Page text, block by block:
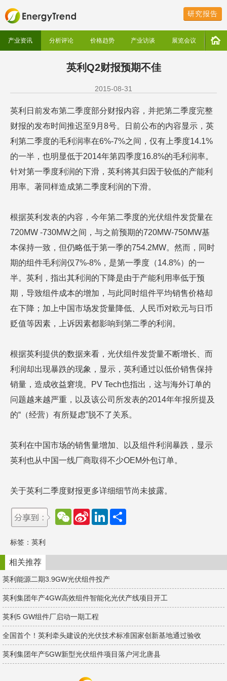
研究报告
产业资讯 分析评论 价格趋势 产业访谈 展览会议
英利Q2财报预期不佳
2015-08-31
英利日前发布第二季度部分财报内容，并把第二季度完整
财报的发布时间推迟至9月8号。日前公布的内容显示，英
利第二季度的毛利润率在6%-7%之间，仅有上季度14.1%
的一半，也明显低于2014年第四季度16.8%的毛利润率。
针对第一季度利润的下滑，英利将其归因于较低的产能利
用率。著同样造成第二季度利润的下滑。
根据英利发表的内容，今年第二季度的光伏组件发货量在
720MW -730MW之间，与之前预期的720MW-750MW基
本保持一致，但仍略低于第一季的754.2MW。然而，同时
期的组件毛利润仅7%-8%，是第一季度（14.8%）的一
半。英利，指出其利润的下降是由于产能利用率低于预
期，导致组件成本的增加，与此同时组件平均销售价格却
在下降；加上中国市场发货量降低、人民币对欧元与日币
贬值等因素，上诉因素都影响到第二季的利润。
根据英利提供的数据来看，光伏组件发货量不断增长、而
利润却出现暴跌的现象，显示，英利通过以低价销售保持
销量，造成收益窘境。PV Tech也指出，这与海外订单的
问题越来越严重，以及该公司所发表的2014年年报所提及
的“（经营）有所疑虑”脱不了关系。
英利在中国市场的销售量增加、以及组件利润暴跌，显示
英利也从中国一线厂商取得不少OEM外包订单。
关于英利二季度财报更多详细细节尚未披露。
W
e
t
S
e
b
o
L
d
n
标签： 英利
相关推荐
英利能源二期3.9GW光伏组件投产
英利集团年产4GW高效组件智能化光伏产线项目开工
英利5 GW组件厂启动一期工程
全国首个！英利牵头建设的光伏技术标准国家创新基地通过验收
英利集团年产5GW新型光伏组件项目落户河北唐县